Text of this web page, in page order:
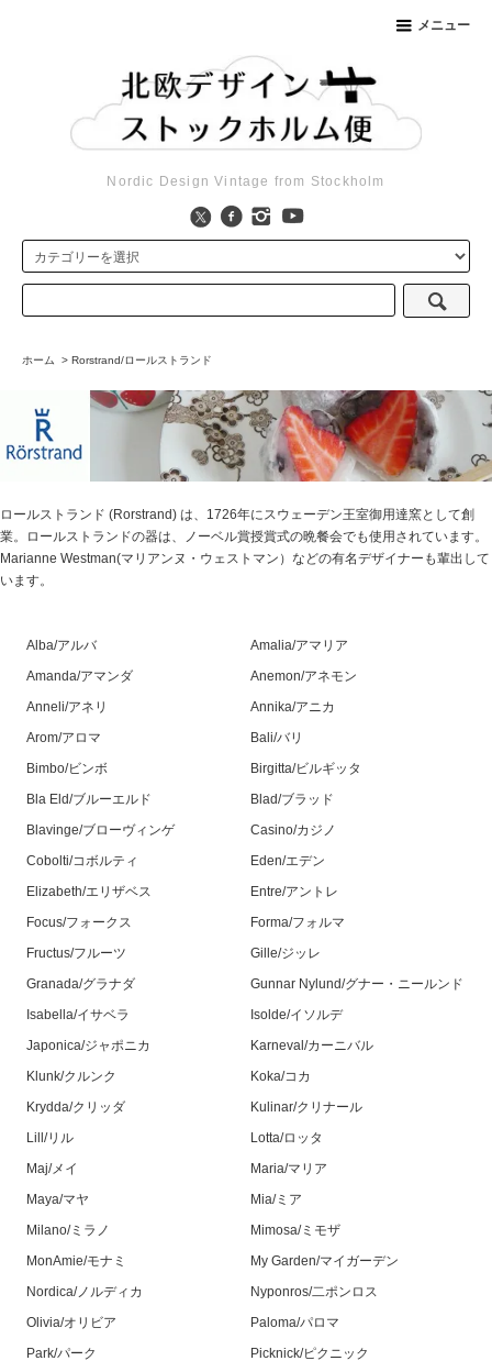
メニュー
Nordic Design Vintage from Stockholm
ホーム > Rorstrand/ロールストランド
ロールストランド (Rorstrand) は、1726年にスウェーデン王室御用達窯として創
業。ロールストランドの器は、ノーベル賞授賞式の晩餐会でも使用されています。
Marianne Westman(マリアンヌ・ウェストマン）などの有名デザイナーも輩出して
います。
Alba/アルバ
Amalia/アマリア
Amanda/アマンダ
Anemon/アネモン
Anneli/アネリ
Annika/アニカ
Arom/アロマ
Bali/バリ
Bimbo/ビンボ
Birgitta/ビルギッタ
Bla Eld/ブルーエルド
Blad/ブラッド
Blavinge/ブローヴィンゲ
Casino/カジノ
Cobolti/コボルティ
Eden/エデン
Elizabeth/エリザベス
Entre/アントレ
Focus/フォークス
Forma/フォルマ
Fructus/フルーツ
Gille/ジッレ
Granada/グラナダ
Gunnar Nylund/グナー・ニールンド
Isabella/イサベラ
Isolde/イソルデ
Japonica/ジャポニカ
Karneval/カーニバル
Klunk/クルンク
Koka/コカ
Krydda/クリッダ
Kulinar/クリナール
Lill/リル
Lotta/ロッタ
Maj/メイ
Maria/マリア
Maya/マヤ
Mia/ミア
Milano/ミラノ
Mimosa/ミモザ
MonAmie/モナミ
My Garden/マイガーデン
Nordica/ノルディカ
Nyponros/二ポンロス
Olivia/オリビア
Paloma/パロマ
Park/パーク
Picknick/ピクニック